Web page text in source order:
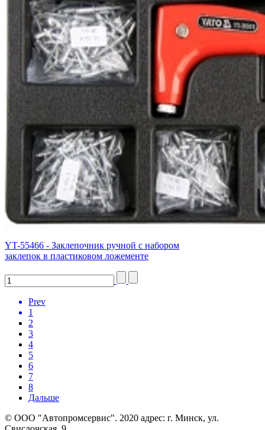
YT-55466 - Заклепочник ручной с набором
заклепок в пластиковом ложементе
Prev
1
2
3
4
5
6
7
8
Дальше
© ООО "Автопромсервис". 2020 адрес: г. Минск, ул.